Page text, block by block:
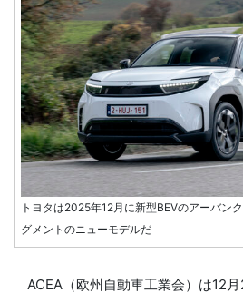
トヨタは2025年12月に新型BEVのアーバン
グメントのニューモデルだ
ACEA（欧州自動車工業会）は12